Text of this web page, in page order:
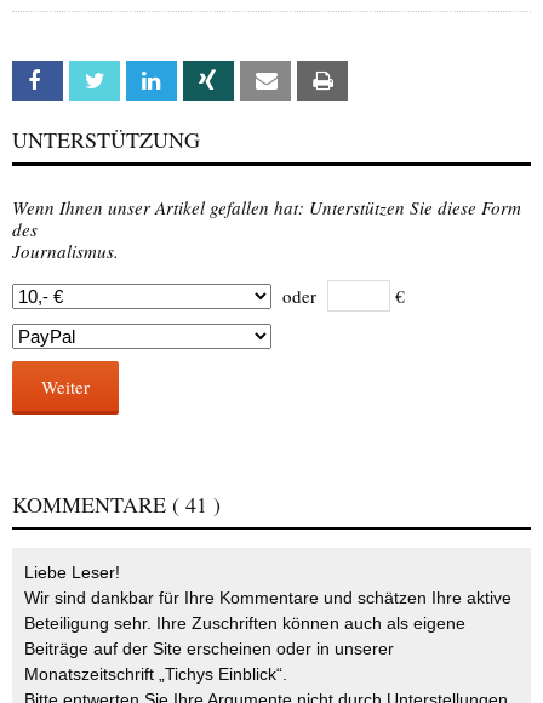
Facebook Twitter Linkedin Xing Email
UNTERSTÜTZUNG
Wenn Ihnen unser Artikel gefallen hat: Unterstützen Sie diese Form
des
Journalismus.
oder
€
Weiter
KOMMENTARE ( 41 )
Liebe Leser!
Wir sind dankbar für Ihre Kommentare und schätzen Ihre aktive
Beteiligung sehr. Ihre Zuschriften können auch als eigene
Beiträge auf der Site erscheinen oder in unserer
Monatszeitschrift „Tichys Einblick“.